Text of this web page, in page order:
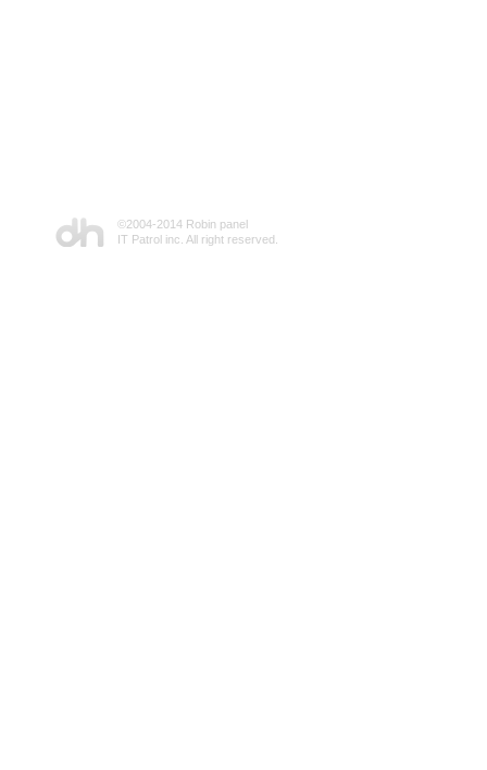
©2004-2014 Robin panel
IT Patrol inc. All right reserved.